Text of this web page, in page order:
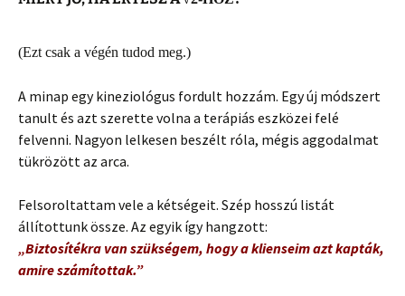
(Ezt csak a végén tudod meg.)
A minap egy kineziológus fordult hozzám. Egy új módszert
tanult és azt szerette volna a terápiás eszközei felé
felvenni. Nagyon lelkesen beszélt róla, mégis aggodalmat
tükrözött az arca.
Felsoroltattam vele a kétségeit. Szép hosszú listát
állítottunk össze. Az egyik így hangzott:
„Biztosítékra van szükségem, hogy a klienseim azt kapták,
amire számítottak.”